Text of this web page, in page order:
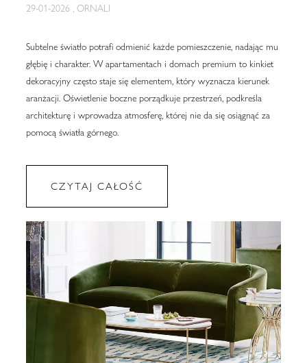
29-01-2026 , ORNALI
Subtelne światło potrafi odmienić każde pomieszczenie, nadając mu
głębię i charakter. W apartamentach i domach premium to kinkiet
dekoracyjny często staje się elementem, który wyznacza kierunek
aranżacji. Oświetlenie boczne porządkuje przestrzeń, podkreśla
architekturę i wprowadza atmosferę, której nie da się osiągnąć za
pomocą światła górnego.
CZYTAJ CAŁOŚĆ